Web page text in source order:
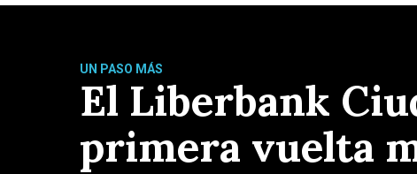
UN PASO MÁS
El Liberbank
primera vuelta